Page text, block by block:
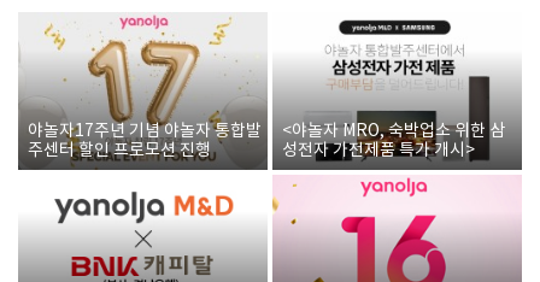
야놀자17주년 기념 야놀자 통합발
주센터 할인 프로모션 진행
<야놀자 MRO, 숙박업소 위한 삼
성전자 가전제품 특가 개시>